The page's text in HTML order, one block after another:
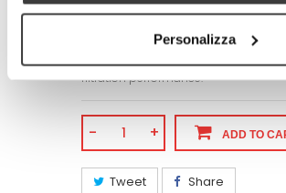
Personalizza
up to 60°C.
washing it as ironing allows the
layer to be always compact,
filtration performance.
- + ADD TO
Tweet
Share